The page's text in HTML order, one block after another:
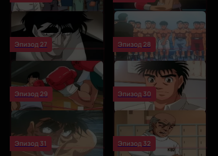
Эпизод 27 Эпизод 28
Эпизод 29 Эпизод 30
Эпизод 31 Эпизод 32